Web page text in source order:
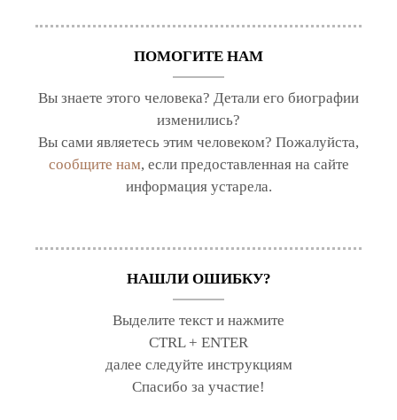
ПОМОГИТЕ НАМ
Вы знаете этого человека? Детали его биографии
изменились?
Вы сами являетесь этим человеком? Пожалуйста,
сообщите нам, если предоставленная на сайте
информация устарела.
НАШЛИ ОШИБКУ?
Выделите текст и нажмите
CTRL + ENTER
далее следуйте инструкциям
Спасибо за участие!